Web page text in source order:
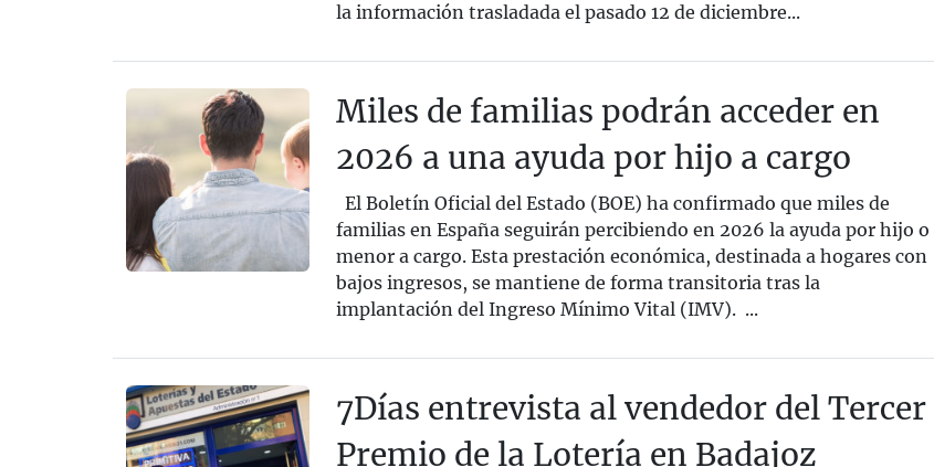
la información trasladada el pasado 12 de diciembre...
Miles de familias podrán acceder en
2026 a una ayuda por hijo a cargo
El Boletín Oficial del Estado (BOE) ha confirmado que miles de
familias en España seguirán percibiendo en 2026 la ayuda por hijo o
menor a cargo. Esta prestación económica, destinada a hogares con
bajos ingresos, se mantiene de forma transitoria tras la
implantación del Ingreso Mínimo Vital (IMV). ...
7Días entrevista al vendedor del Tercer
Premio de la Lotería en Badajoz